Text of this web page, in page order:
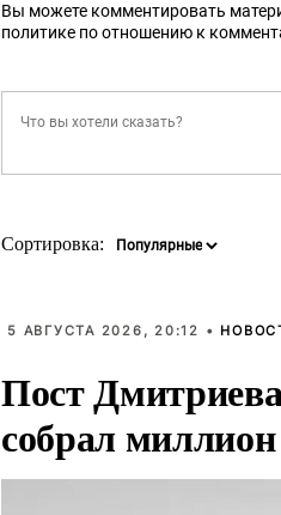
Вы можете комментировать
политике по отношению к
Сортировка:
5 АВГУСТА 2026, 20:12 •
Пост
собрал